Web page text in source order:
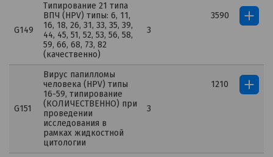
G149
Типирование 21 типа
ВПЧ (HPV) типы: 6, 11,
16, 18, 26, 31, 33, 35, 39,
44, 45, 51, 52, 53, 56, 58,
59, 66, 68, 73, 82
(качественно)
3
3590
G151
Вирус папилломы
человека (HPV) типы
16-59, типирование
(КОЛИЧЕСТВЕННО) при
проведении
исследования в
рамках жидкостной
цитологии
3
1210